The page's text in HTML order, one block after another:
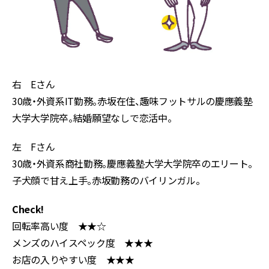
右 Eさん
30歳・外資系IT勤務。赤坂在住、趣味フットサルの慶應義塾
大学大学院卒。結婚願望なしで恋活中。
左 Fさん
30歳・外資系商社勤務。慶應義塾大学大学院卒のエリート。
子犬顔で甘え上手。赤坂勤務のバイリンガル。
Check!
回転率高い度 ★★☆
メンズのハイスペック度 ★★★
お店の入りやすい度 ★★★